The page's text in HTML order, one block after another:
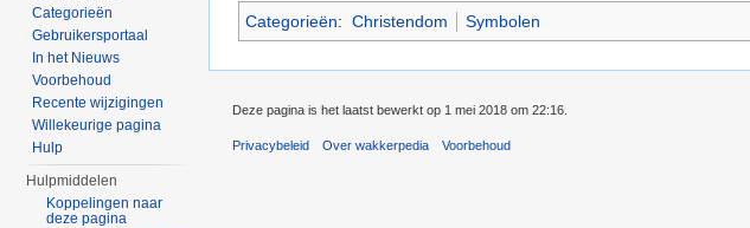
Categorieën: Christendom Symbolen
Categorieën
Gebruikersportaal
In het Nieuws
Voorbehoud
Recente wijzigingen
Willekeurige pagina
Hulp
Hulpmiddelen
Koppelingen naar
deze pagina
Deze pagina is het laatst bewerkt op 1 mei 2018 om 22:16.
Privacybeleid Over wakkerpedia Voorbehoud